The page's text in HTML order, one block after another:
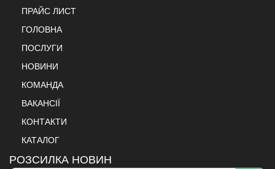
ПРАЙС ЛИСТ
ГОЛОВНА
ПОСЛУГИ
НОВИНИ
КОМАНДА
ВАКАНСІЇ
КОНТАКТИ
КАТАЛОГ
РОЗСИЛКА НОВИН